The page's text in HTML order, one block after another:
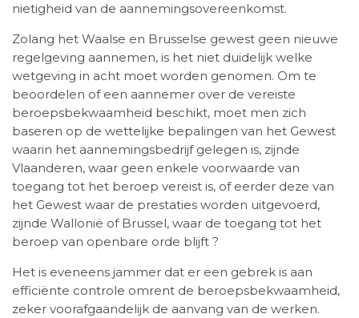
nietigheid van de aannemingsovereenkomst.
Zolang het Waalse en Brusselse gewest geen nieuwe
regelgeving aannemen, is het niet duidelijk welke
wetgeving in acht moet worden genomen. Om te
beoordelen of een aannemer over de vereiste
beroepsbekwaamheid beschikt, moet men zich
baseren op de wettelijke bepalingen van het Gewest
waarin het aannemingsbedrijf gelegen is, zijnde
Vlaanderen, waar geen enkele voorwaarde van
toegang tot het beroep vereist is, of eerder deze van
het Gewest waar de prestaties worden uitgevoerd,
zijnde Wallonië of Brussel, waar de toegang tot het
beroep van openbare orde blijft ?
Het is eveneens jammer dat er een gebrek is aan
efficiënte controle omrent de beroepsbekwaamheid,
zeker voorafgaandelijk de aanvang van de werken.